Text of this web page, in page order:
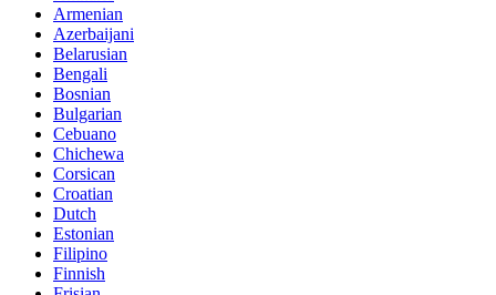
Armenian
Azerbaijani
Belarusian
Bengali
Bosnian
Bulgarian
Cebuano
Chichewa
Corsican
Croatian
Dutch
Estonian
Filipino
Finnish